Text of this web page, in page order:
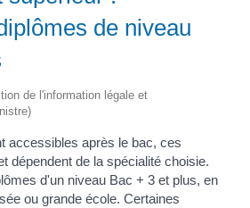
de niveau
de l'information légale et
accessibles après le bac, ces
dépendent de la spécialité choisie.
d'un niveau Bac + 3 et plus, en
ou grande école. Certaines